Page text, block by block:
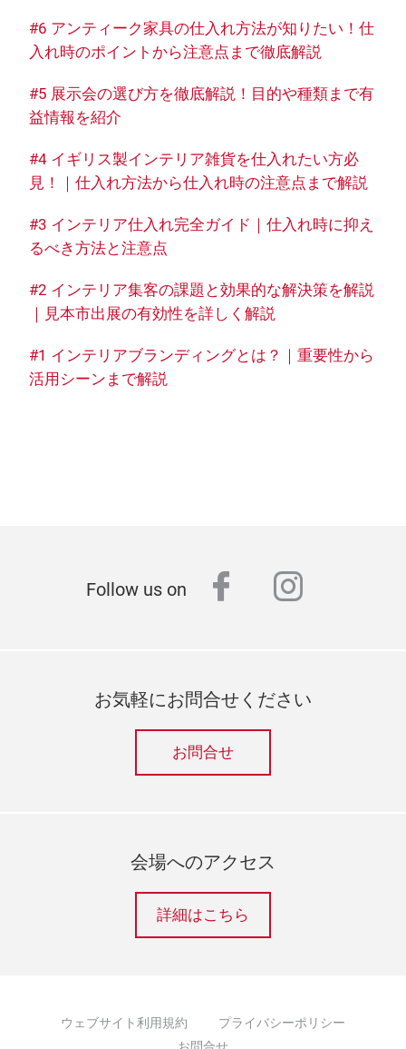
#6 アンティーク家具の仕入れ方法が知りたい！仕
入れ時のポイントから注意点まで徹底解説
#5 展示会の選び方を徹底解説！目的や種類まで有
益情報を紹介
#4 イギリス製インテリア雑貨を仕入れたい方必
見！｜仕入れ方法から仕入れ時の注意点まで解説
#3 インテリア仕入れ完全ガイド｜仕入れ時に抑え
るべき方法と注意点
#2 インテリア集客の課題と効果的な解決策を解説
｜見本市出展の有効性を詳しく解説
#1 インテリアブランディングとは？｜重要性から
活用シーンまで解説
Follow us on facebook
お気軽にお問合せください
お問合せ
会場へのアクセス
詳細はこちら
ウェブサイト利用規約
プライバシーポリシー